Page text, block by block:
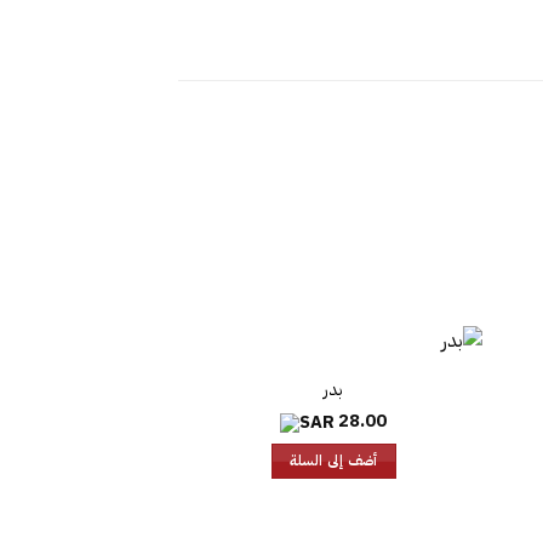
بدر
28.00
أضف إلى السلة